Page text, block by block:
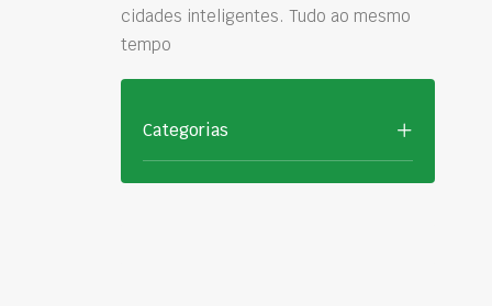
cidades inteligentes. Tudo ao mesmo
tempo
Categorias